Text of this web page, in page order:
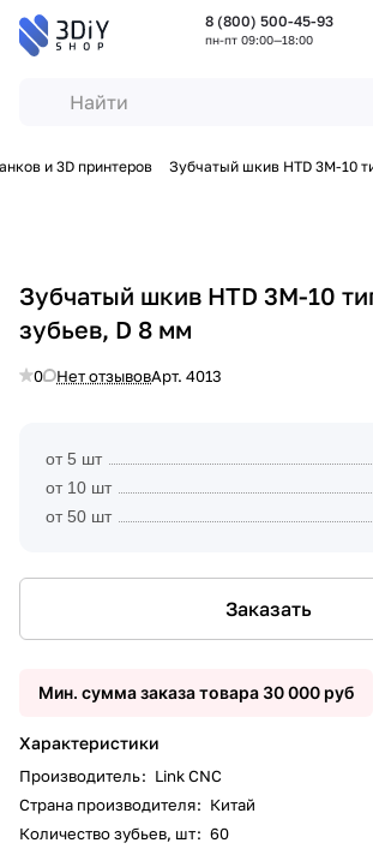
8 (800) 500-45-93
пн-пт 09:00—18:00
и 3D принтеров Зубчатый шкив HTD 3M-10
Зубчатый шкив HTD 3M-10
зубьев, D 8 мм
0 Нет отзывовАрт. 4013
от 5 шт
от 10 шт
от 50 шт
Заказать
Мин. сумма заказа товара 30 000 руб
Характеристики
Производитель: Link CNC
Страна производителя: Китай
Количество зубьев, шт: 60